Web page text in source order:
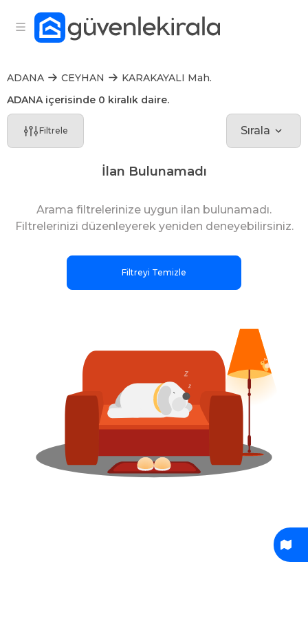
ADANA CEYHAN
KARAKAYALI Mah.
ADANA içerisinde 0 kiralık daire.
Filtrele Sırala
İlan Bulunamadı
Arama filtrelerinize uygun ilan bulunamadı.
Filtrelerinizi düzenleyerek yeniden deneyebilirsiniz.
Filtreyi Temizle